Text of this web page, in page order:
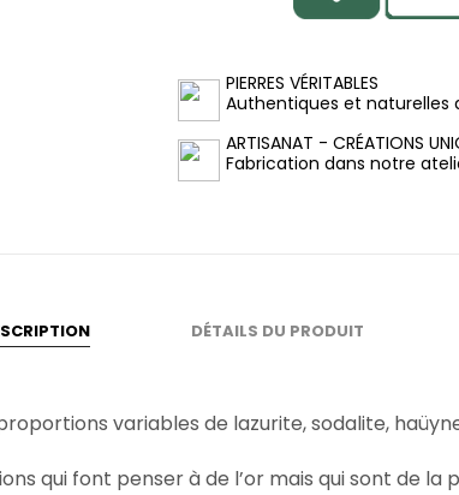
PIERRES VÉRITABLES
Authentiques et naturelles
ARTISANAT - CRÉATIONS
Fabrication dans notre
DÉTAILS DU PRODUIT
variables de lazurite, sodalite,
qui font penser à de l’or mais qui sont de